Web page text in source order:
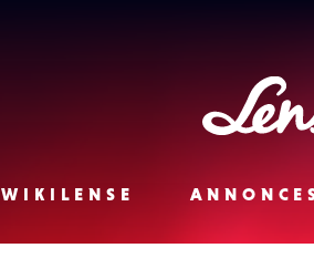
WIKILENSE